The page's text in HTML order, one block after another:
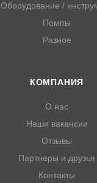
Оборудование /
Помпы
Разное
КОМПАНИЯ
О нас
Наши вакансии
Отзывы
Партнеры и друзья
Контакты